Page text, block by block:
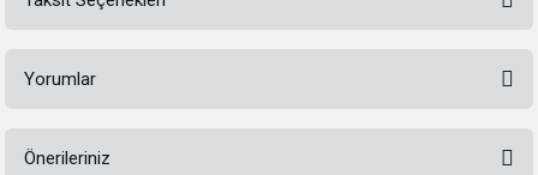
Yorumlar
Önerileriniz